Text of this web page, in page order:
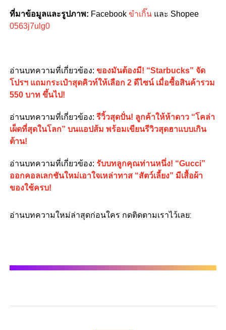
ที่มาข้อมูลและรูปภาพ: Facebook ขำเกิ๊นและ Shopee
0563j7ulg0
อ่านบทความที่เกี่ยวข้อง: ของมันต้องมี! “Starbucks” จัด
โปรฯ แถมกระเป๋าสุดคิวท์ให้เลือก 2 ดีไซน์ เมื่อซื้อสินค้ารวม
550 บาท ขึ้นไป!
อ่านบทความที่เกี่ยวข้อง: รีวิ้วสุดปั่น! ลูกค้าให้ห้าดาว “โคล่า
เผ็ดที่สุดในโลก” บนแอปส้ม พร้อมเขียนรีวิวสุดฮาแบบเกิน
ต้าน!
อ่านบทความที่เกี่ยวข้อง: รับบทลูกคุณท่านหนึ่ง! “Gucci”
ออกคอลเลกชันใหม่เอาใจเหล่าทาส “สัตว์เลี้ยง” มีเสื้อผ้า
ของใช้ครบ!
อ่านบทความใหม่ล่าสุดก่อนใคร กดติดตามเราไว้เลย: